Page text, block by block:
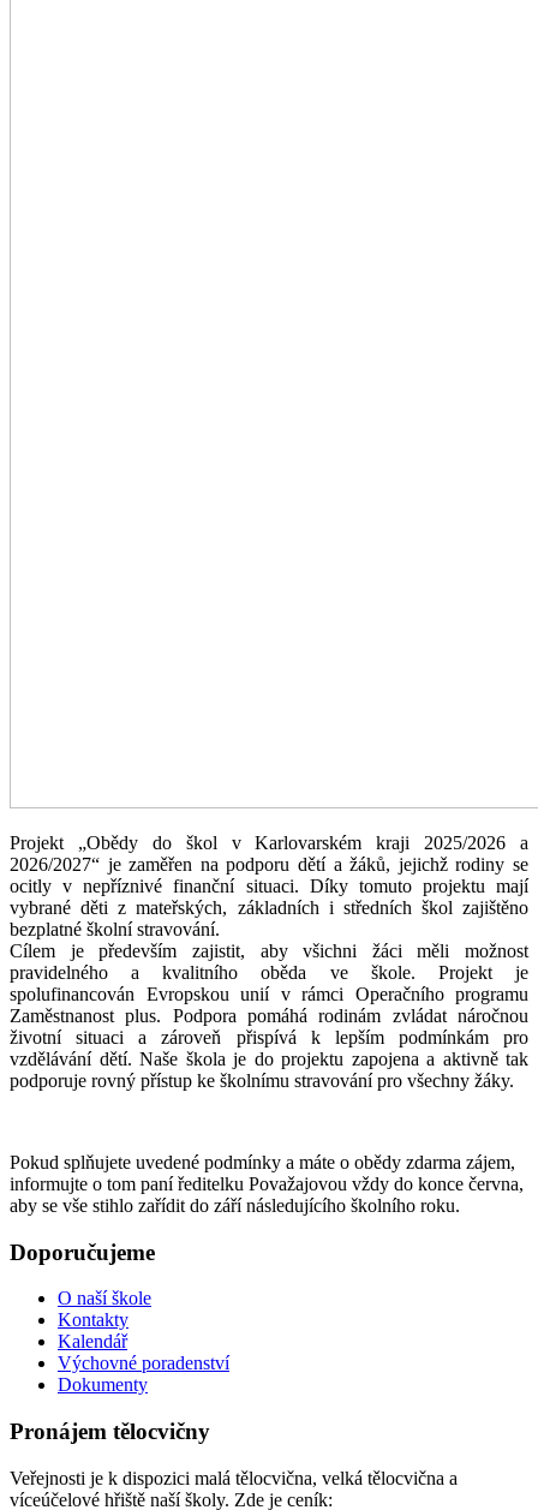
Projekt „Obědy do škol v Karlovarském kraji 2025/2026 a
2026/2027“ je zaměřen na podporu dětí a žáků, jejichž rodiny se
ocitly v nepříznivé finanční situaci. Díky tomuto projektu mají
vybrané děti z mateřských, základních i středních škol zajištěno
bezplatné školní stravování.
Cílem je především zajistit, aby všichni žáci měli možnost
pravidelného a kvalitního oběda ve škole. Projekt je
spolufinancován Evropskou unií v rámci Operačního programu
Zaměstnanost plus. Podpora pomáhá rodinám zvládat náročnou
životní situaci a zároveň přispívá k lepším podmínkám pro
vzdělávání dětí. Naše škola je do projektu zapojena a aktivně tak
podporuje rovný přístup ke školnímu stravování pro všechny žáky.
Pokud splňujete uvedené podmínky a máte o obědy zdarma zájem,
informujte o tom paní ředitelku Považajovou vždy do konce června,
aby se vše stihlo zařídit do září následujícího školního roku.
Doporučujeme
O naší škole
Kontakty
Kalendář
Výchovné poradenství
Dokumenty
Pronájem tělocvičny
Veřejnosti je k dispozici malá tělocvična, velká tělocvična a
víceúčelové hřiště naší školy. Zde je ceník: